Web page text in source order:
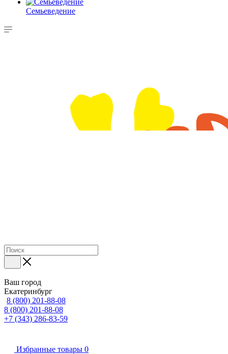
Семьеведение
Ваш город
Екатеринбург
8 (800) 201-88-08
8 (800) 201-88-08
+7 (343) 286-83-59
Избранные товары 0